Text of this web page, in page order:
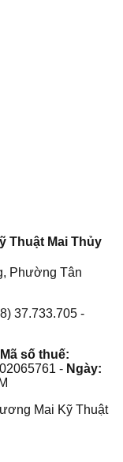
Thuật Mai Thủy
Phường Tân
37.733.705 -
Mã số thuế:
- Ngày:
Mai Kỹ Thuật